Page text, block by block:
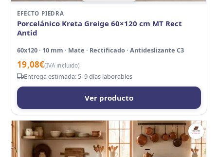
EFECTO PIEDRA
Porcelánico Kreta Greige 60×120 cm MT Rect
Antid
60x120 · 10 mm · Mate · Rectificado · Antideslizante C3
19,08€(IVA incluido)
Entrega estimada: 5–9 días laborables
Ver producto